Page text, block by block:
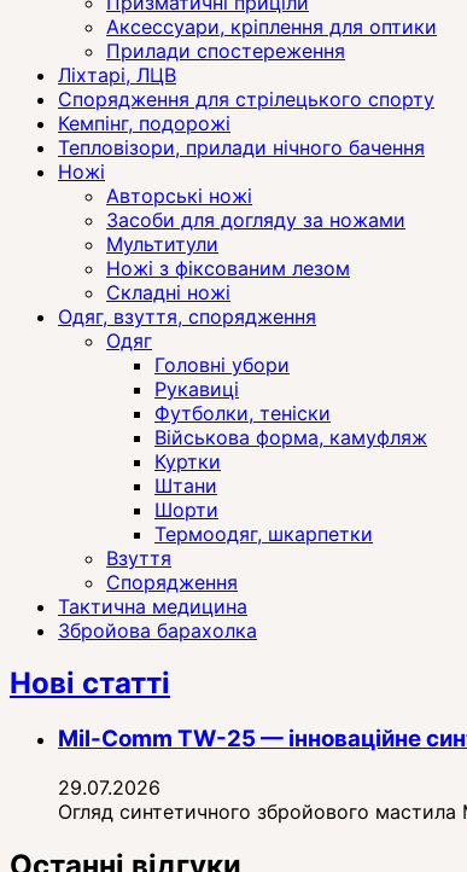
Аксессуари, кріплення для оптики
Прилади спостереження
Ліхтарі, ЛЦВ
Спорядження для стрілецького спорту
Кемпінг, подорожі
Тепловізори, прилади нічного бачення
Ножі
Авторські ножі
Засоби для догляду за ножами
Мультитули
Ножі з фіксованим лезом
Складні ножі
Одяг, взуття, спорядження
Одяг
Головні убори
Рукавиці
Футболки, теніски
Військова форма, камуфляж
Куртки
Штани
Шорти
Термоодяг, шкарпетки
Взуття
Спорядження
Тактична медицина
Збройова барахолка
Нові статті
Mil-Comm TW-25 — інноваційне
29.07.2026
Огляд синтетичного збройового мастила